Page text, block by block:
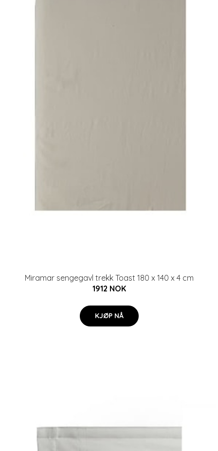
Miramar sengegavl trekk Toast 180 x 140 x 4 cm
1912 NOK
KJØP NÅ